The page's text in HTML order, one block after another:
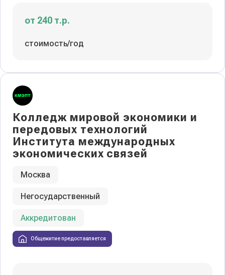
от 240 т.р.
стоимость/год
Колледж мировой экономики и
передовых технологий
Института международных
экономических связей
Москва
Негосударственный
Аккредитован
Общежитие предоставляется